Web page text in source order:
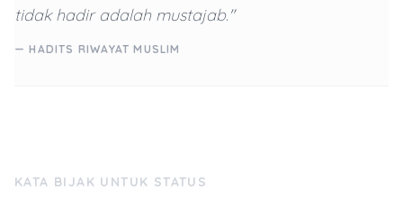
tidak hadir adalah mustajab."
— HADITS RIWAYAT MUSLIM
KATA BIJAK UNTUK STATUS